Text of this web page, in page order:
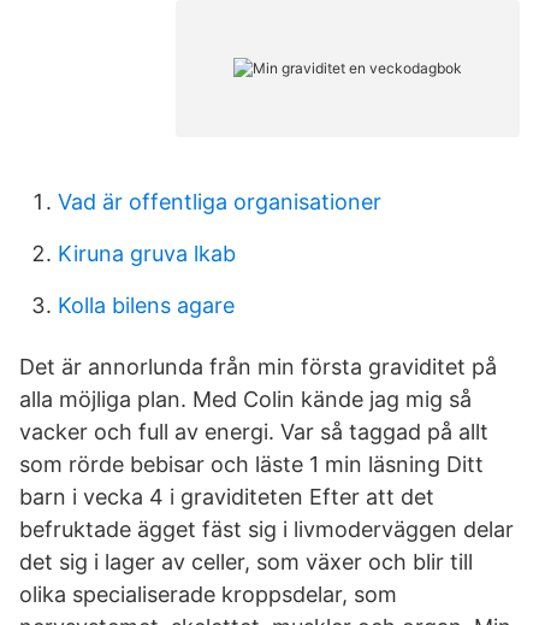
Vad är offentliga organisationer
Kiruna gruva lkab
Kolla bilens agare
Det är annorlunda från min första graviditet på
alla möjliga plan. Med Colin kände jag mig så
vacker och full av energi. Var så taggad på allt
som rörde bebisar och läste 1 min läsning Ditt
barn i vecka 4 i graviditeten Efter att det
befruktade ägget fäst sig i livmoderväggen delar
det sig i lager av celler, som växer och blir till
olika specialiserade kroppsdelar, som